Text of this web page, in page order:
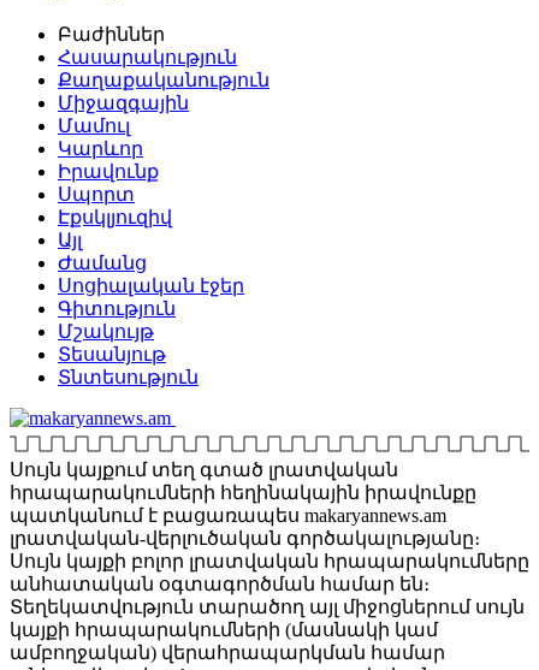
Բաժիններ
Հասարակություն
Քաղաքականություն
Միջազգային
Մամուլ
Կարևոր
Իրավունք
Սպորտ
Էքսկլյուզիվ
Այլ
Ժամանց
Սոցիալական էջեր
Գիտություն
Մշակույթ
Տեսանյութ
Տնտեսություն
Սույն կայքում տեղ գտած լրատվական
հրապարակումների հեղինակային իրավունքը
պատկանում է բացառապես makaryannews.am
լրատվական-վերլուծական գործակալությանը։
Սույն կայքի բոլոր լրատվական հրապարակումները
անհատական օգտագործման համար են։
Տեղեկատվություն տարածող այլ միջոցներում սույն
կայքի հրապարակումների (մասնակի կամ
ամբողջական) վերահրապարկման համար